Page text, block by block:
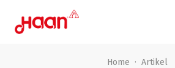
Home · Artikel